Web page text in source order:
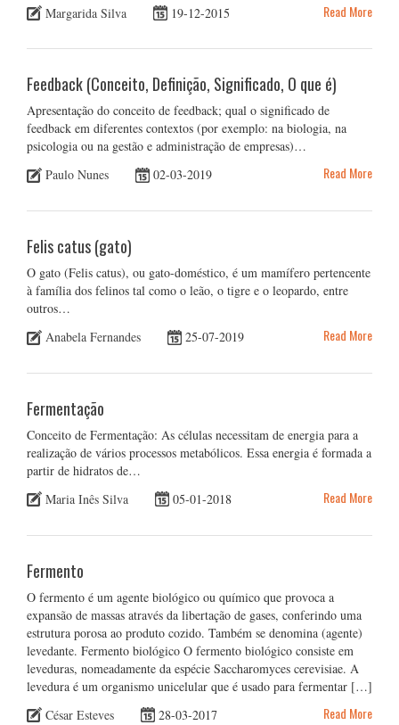
Margarida Silva
19-12-2015 Read More
Feedback (Conceito, Definição, Significado, O que é)
Apresentação do conceito de feedback; qual o significado de
feedback em diferentes contextos (por exemplo: na biologia, na
psicologia ou na gestão e administração de empresas)…
Paulo Nunes
02-03-2019 Read More
Felis catus (gato)
O gato (Felis catus), ou gato-doméstico, é um mamífero pertencente
à família dos felinos tal como o leão, o tigre e o leopardo, entre
outros…
Anabela Fernandes
25-07-2019 Read More
Fermentação
Conceito de Fermentação: As células necessitam de energia para a
realização de vários processos metabólicos. Essa energia é formada a
partir de hidratos de…
Maria Inês Silva
05-01-2018 Read More
Fermento
O fermento é um agente biológico ou químico que provoca a
expansão de massas através da libertação de gases, conferindo uma
estrutura porosa ao produto cozido. Também se denomina (agente)
levedante. Fermento biológico O fermento biológico consiste em
leveduras, nomeadamente da espécie Saccharomyces cerevisiae. A
levedura é um organismo unicelular que é usado para fermentar […]
César Esteves
28-03-2017 Read More